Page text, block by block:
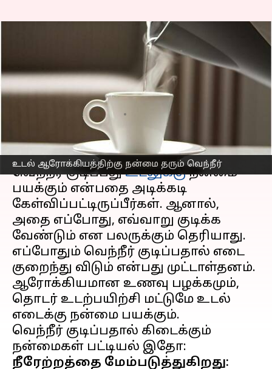
உடல் ஆரோக்கியத்திற்கு நன்மை தரும் வெந்நீர்
வெந்நீர் குடிப்பதால்
கிடைக்கும் உடலில்
ஏற்படும் நன்மைகளின்
பட்டியல்
Venkatalakshmi V Mar 10, 2023
செய்தி முன்னோட்டம்
வெந்நீர் குடிப்பதுஉடலுக்குநன்மை
பயக்கும் என்பதை அடிக்கடி
கேள்விப்பட்டிருப்பீர்கள். ஆனால்,
அதை எப்போது, எவ்வாறு குடிக்க
வேண்டும் என பலருக்கும் தெரியாது.
எப்போதும் வெந்நீர் குடிப்பதால் எடை
குறைந்து விடும் என்பது முட்டாள்தனம்.
ஆரோக்கியமான உணவு பழக்கமும்,
தொடர் உடற்பயிற்சி மட்டுமே உடல்
எடைக்கு நன்மை பயக்கும்.
வெந்நீர் குடிப்பதால் கிடைக்கும்
நீரேற்றத்தை மேம்படுத்துகிறது: